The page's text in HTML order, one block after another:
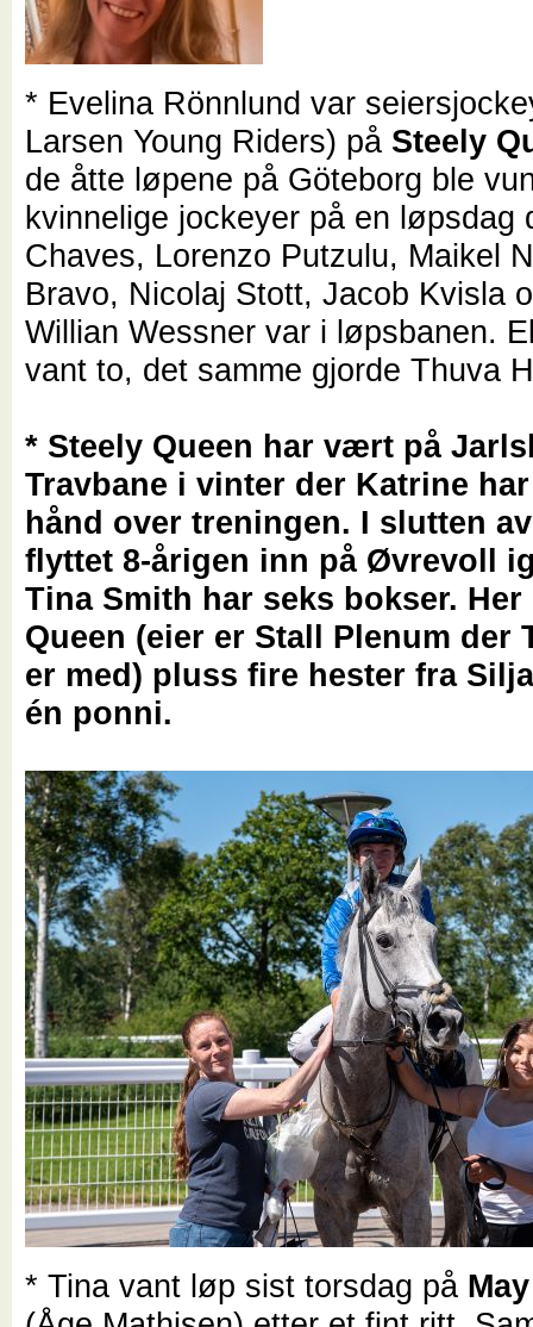
* Evelina Rönnlund var
Larsen Young Riders) på Steely
de åtte løpene på Göteborg ble
kvinnelige jockeyer på en løpsdag
Chaves, Lorenzo Putzulu, Maikel
Bravo, Nicolaj Stott, Jacob Kvisla
Willian Wessner var i løpsbanen.
vant to, det samme gjorde Thuva
* Steely Queen har vært på
Travbane i vinter der Katrine
hånd over treningen. I slutten
flyttet 8-årigen inn på Øvrevoll
Tina Smith har seks bokser.
Queen (eier er Stall Plenum der
er med) pluss fire hester fra
én ponni.
* Tina vant løp sist torsdag på